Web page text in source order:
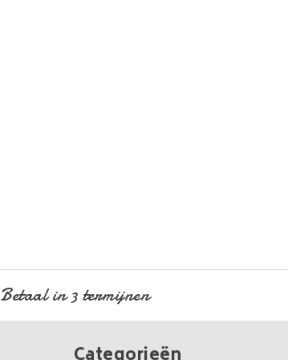
Betaal in 3 termijnen